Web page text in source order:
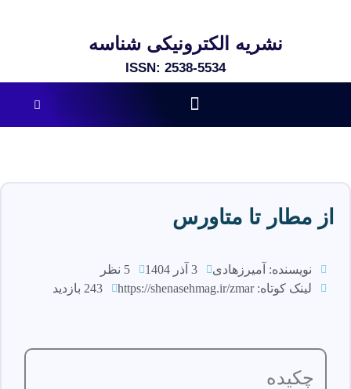
نشریه الکترونیکی شناسه
ISSN: 2538-5534​
از مطار تا متاورس
نویسنده: آمیرزهادی 3 آذر 1404
5 نظر
لینک کوتاه:https://shenasehmag.ir/zmar 243 بازدید
چکیده